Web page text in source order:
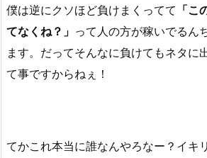
僕は逆にクソほど負けまくってて 「
てなくね？」 って人の方が稼いでるん
ます。だってそんなに負けてもネタに
て事ですからねぇ！
てかこれ本当に誰なんやろなー？イキ